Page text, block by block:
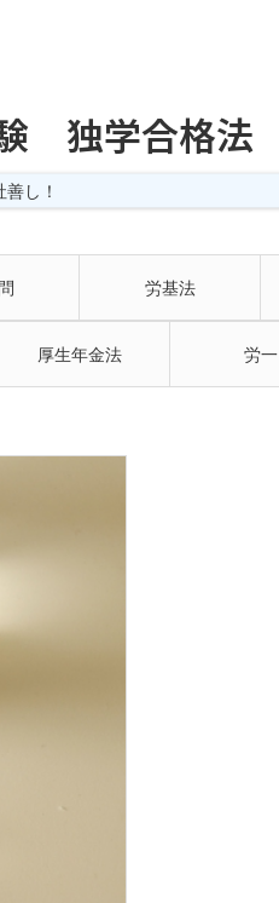
独学合格法
し！
労基法
厚生年金法 労一